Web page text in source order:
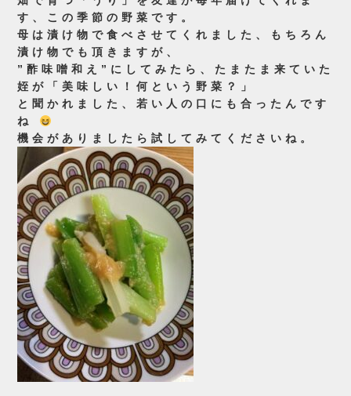
す、この季節の野菜です。
母は漬け物で食べさせてくれました、もちろん
漬け物でも頂きますが、
”酢味噌和え”にしてみたら、たまたま来ていた
姪が「美味しい！何という野菜？」
と聞かれました、若い人の口にも合ったんです
ね
機会がありましたら試してみてくださいね。